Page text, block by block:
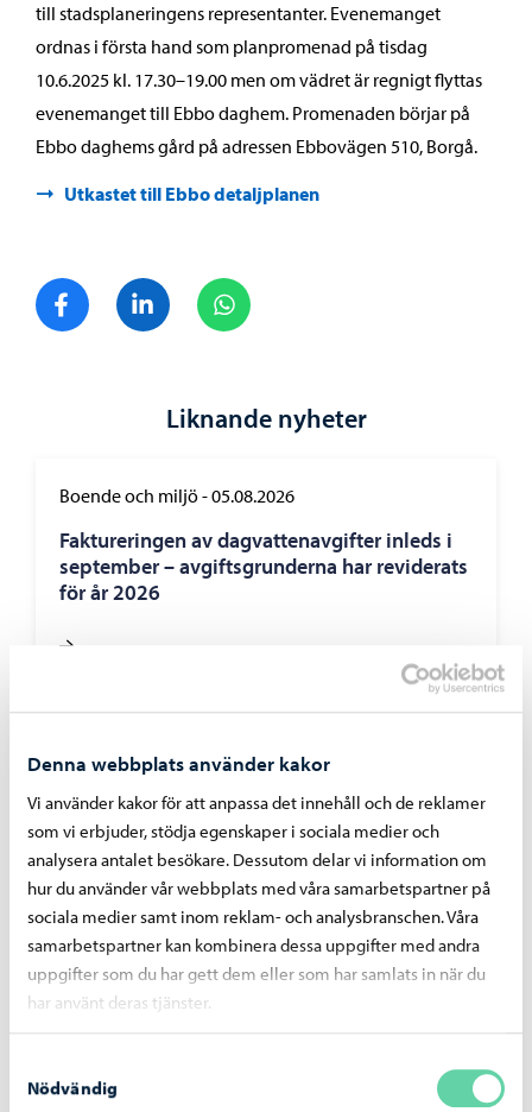
Denna webbplats använder kakor
Vi använder kakor för att anpassa det innehåll och de reklamer
som vi erbjuder, stödja egenskaper i sociala medier och
analysera antalet besökare. Dessutom delar vi information om
hur du använder vår webbplats med våra samarbetspartner på
sociala medier samt inom reklam- och analysbranschen. Våra
samarbetspartner kan kombinera dessa uppgifter med andra
uppgifter som du har gett dem eller som har samlats in när du
har använt deras tjänster.
Nödvändig
till stadsplaneringens representanter. Evenemanget
ordnas i första hand som planpromenad på tisdag
10.6.2025 kl. 17.30–19.00 men om vädret är regnigt flyttas
evenemanget till Ebbo daghem. Promenaden börjar på
Ebbo daghems gård på adressen Ebbovägen 510, Borgå.
Utkastet till Ebbo detaljplanen
Dela på FacebookDela på LinkedIn
Liknande nyheter
Boende och miljö-05.08.2026
Faktureringen av dagvattenavgifter inleds i
september – avgiftsgrunderna har reviderats
för år 2026
Alexandersgatans-bro
måndagen den 10 augusti